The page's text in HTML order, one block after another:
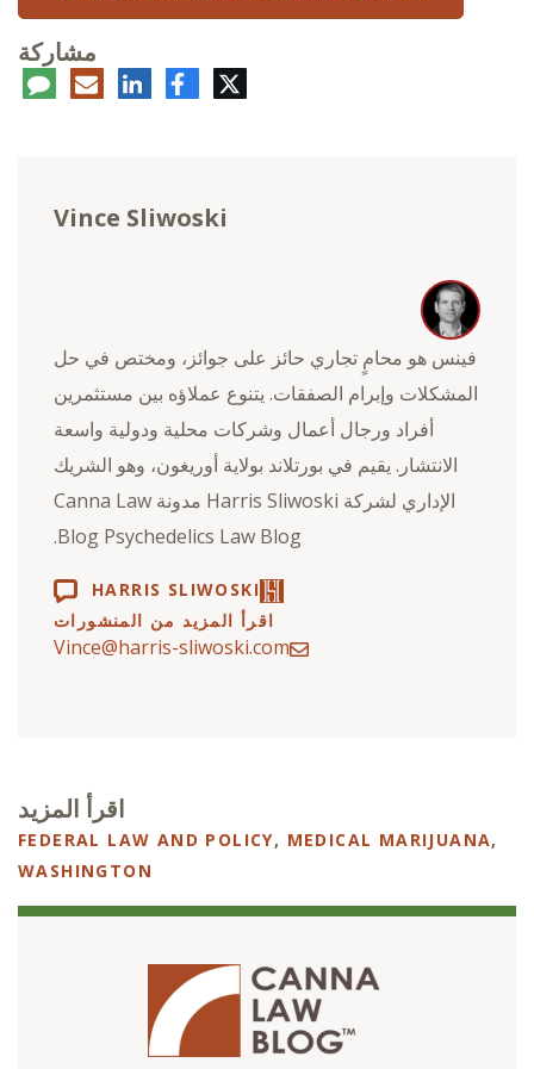
مشاركة
تويتر فيسبوكلينكدإنالبريد
Vince Sliwoski
فينس هو محامٍ تجاري حائز على جوائز، ومختص في حل
المشكلات وإبرام الصفقات. يتنوع عملاؤه بين مستثمرين
أفراد ورجال أعمال وشركات محلية ودولية واسعة
الانتشار. يقيم في بورتلاند بولاية أوريغون، وهو الشريك
الإداري لشركة Harris Sliwoski مدونة Canna Law
Blog Psychedelics Law Blog.
HARRIS SLIWOSKI
اقرأ المزيد من المنشورات
Vince@harris-sliwoski.com
اقرأ المزيد
FEDERAL LAW AND POLICY, MEDICAL MARIJUANA,
WASHINGTON